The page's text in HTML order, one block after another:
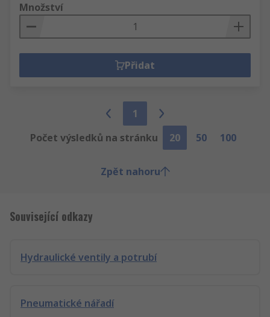
Množství
Přidat
1
Počet výsledků na stránku
20 50 100
Zpět nahoru
Související odkazy
Hydraulické ventily a potrubí
Pneumatické nářadí